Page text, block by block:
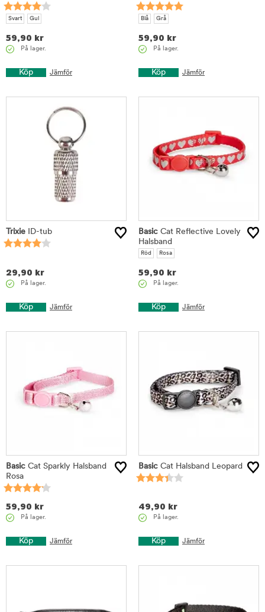
Svart Gul
59,90 kr
På lager.
Köp Jämför
Blå Grå
59,90 kr
På lager.
Köp Jämför
Trixie ID-tub
29,90 kr
På lager.
Köp Jämför
Basic Cat Reflective Lovely
Halsband
Röd Rosa
59,90 kr
På lager.
Köp Jämför
Basic Cat Sparkly Halsband
Rosa
59,90 kr
På lager.
Köp Jämför
Basic Cat Halsband Leopard
49,90 kr
På lager.
Köp Jämför